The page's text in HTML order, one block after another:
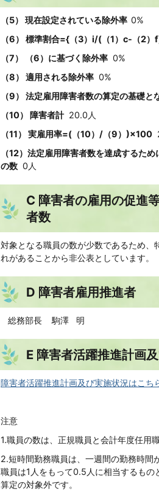
（5） 現在設定されている除外率 0%
（6） 標準割合={（3）i/(（1）c-（2
（7） （6）に基づく除外率 0%
（8） 適用される除外率 0%
（9） 法定雇用障害者数の算定の基
（10） 障害者計20.0人
（11） 実雇用率=(（10）/（9）)×100
（12）法定雇用障害者数を達成するた
の数 0人
C 障害者の雇用の促進
者数
対象となる職員の数が少数であるため
れがあることから非公表としています。
D 障害者雇用推進者
総務部長 駒澤 明
E 障害者活躍推進計画
障害者活躍推進計画及び実施状況はこち
注意
1.職員の数は、正規職員と会計年度任用
2.短時間勤務職員は、一週間の勤務時
職員は1人をもって0.5人に相当するも
算定の対象外です。